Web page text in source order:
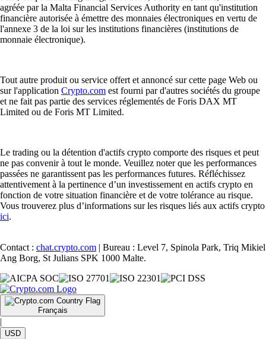
agréée par la Malta Financial Services Authority en tant qu'institution
financière autorisée à émettre des monnaies électroniques en vertu de
l'annexe 3 de la loi sur les institutions financières (institutions de
monnaie électronique).
Tout autre produit ou service offert et annoncé sur cette page Web ou
sur l'application Crypto.com est fourni par d'autres sociétés du groupe
et ne fait pas partie des services réglementés de Foris DAX MT
Limited ou de Foris MT Limited.
Le trading ou la détention d'actifs crypto comporte des risques et peut
ne pas convenir à tout le monde. Veuillez noter que les performances
passées ne garantissent pas les performances futures. Réfléchissez
attentivement à la pertinence d’un investissement en actifs crypto en
fonction de votre situation financière et de votre tolérance au risque.
Vous trouverez plus d’informations sur les risques liés aux actifs crypto
ici.
Contact : chat.crypto.com | Bureau : Level 7, Spinola Park, Triq Mikiel
Ang Borg, St Julians SPK 1000 Malte.
Français
|
USD